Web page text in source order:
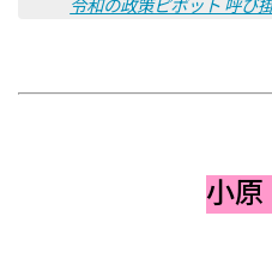
令和の政策ピボット 呼び
小原